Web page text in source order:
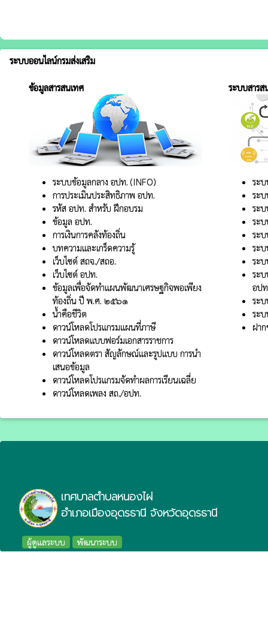
ระบบออนไลน์กรมส่งเสริม
ข้อมูลสารสนเทศ
ระบบข้อมูลกลาง อปท. (INFO)
การประเมินประสิทธิภาพ อปท.
รหัส อปท. สำหรับ ฝึกอบรม
ข้อมูล อปท.
การเงินการคลังท้องถิ่น
บทความและเกร็ดความรู้
เว็บไซต์ สถจ./สถอ.
เว็บไซต์ อปท.
ข้อมูลเพื่อจัดทำแผนพัฒนาเศรษฐกิจพอเพียง
ท้องถิ่น ปี พ.ศ. ๒๕๖๑
น้ำคือชีวิต
ดาวน์โหลดโปรแกรมแผนที่ภาษี
ดาวน์โหลดแบบฟอร์มเอกสารราชการ
ดาวน์โหลดตรา สัญลักษณ์และรูปแบบ การนำ
เสนอข้อมูล
ดาวน์โหลดโปรแกรมจัดทำผลการเรียนเฉลี่ย
ดาวน์โหลดเพลง สถ./อปท.
ระบบสารส
ระ
ระ
ระ
ระบ
ระ
ระ
ระ
ระ
อป
ระ
ระ
ฝา
เทศบาลตำบลหนองไผ่
อำเภอเมืองอุดรธานี จังหวัดอุดรธานี
ผู้ดูแลระบบ พัฒนาระบบ